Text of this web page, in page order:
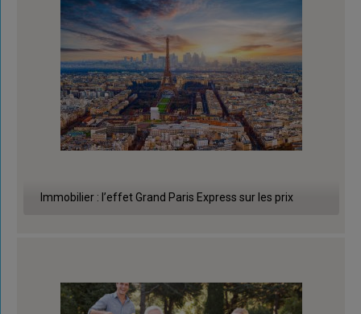
Immobilier : l’effet Grand Paris Express sur les prix